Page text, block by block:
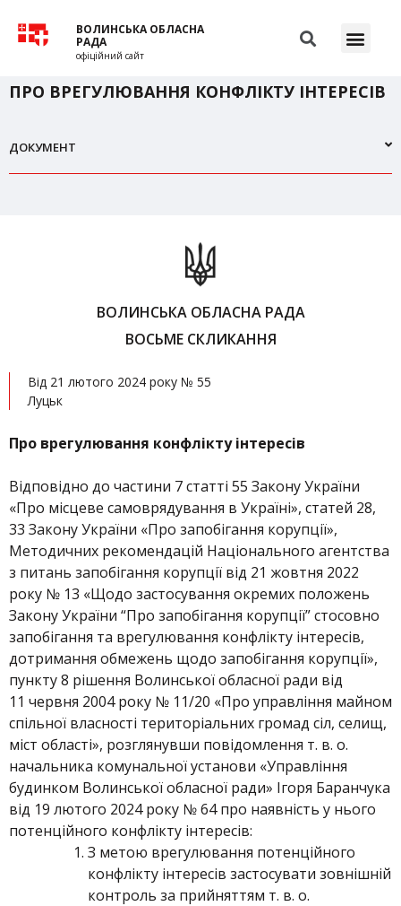
ВОЛИНСЬКА ОБЛАСНА
РАДА
офіційний сайт
ПРО ВРЕГУЛЮВАННЯ КОНФЛІКТУ ІНТЕРЕСІВ
ДОКУМЕНТ
ВОЛИНСЬКА ОБЛАСНА РАДА
ВОСЬМЕ СКЛИКАННЯ
Від 21 лютого 2024 року № 55
Луцьк
Про врегулювання конфлікту інтересів
Відповідно до частини 7 статті 55 Закону України
«Про місцеве самоврядування в Україні», статей 28,
33 Закону України «Про запобігання корупції»,
Методичних рекомендацій Національного агентства
з питань запобігання корупції від 21 жовтня 2022
року № 13 «Щодо застосування окремих положень
Закону України “Про запобігання корупції” стосовно
запобігання та врегулювання конфлікту інтересів,
дотримання обмежень щодо запобігання корупції»,
пункту 8 рішення Волинської обласної ради від
11 червня 2004 року № 11/20 «Про управління майном
спільної власності територіальних громад сіл, селищ,
міст області», розглянувши повідомлення т. в. о.
начальника комунальної установи «Управління
будинком Волинської обласної ради» Ігоря Баранчука
від 19 лютого 2024 року № 64 про наявність у нього
потенційного конфлікту інтересів:
З метою врегулювання потенційного
конфлікту інтересів застосувати зовнішній
контроль за прийняттям т. в. о.